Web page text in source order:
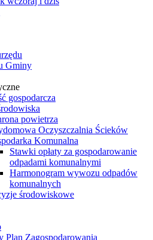
Gminy
gospodarcza
powietrza
Oczyszczalnia Ścieków
Komunalna
Stawki opłaty za gospodarowanie
odpadami komunalnymi
Harmonogram wywozu odpadów
komunalnych
środowiskowe
Plan Zagospodarowania